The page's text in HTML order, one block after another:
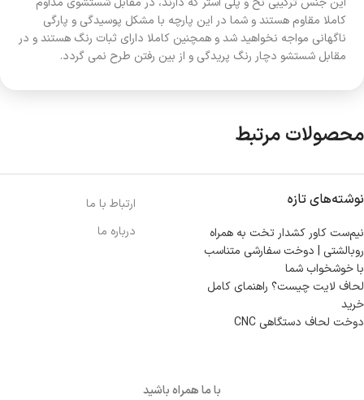
کاملا مقاوم هستند و شما در این پارچه با مشکل پوسیدگی و پارگی
ناگهانی مواجه نخواهید شد و همچنین کاملا دارای ثبات رنگ هستند و در
مقابل شستشو دچار رنگ پریدگی و از بین رفتن طرح نمی گردد.
محصولات مرتبط
نوشته‌های تازه
نیم‌ست کاور کشدار تخت به همراه
روبالشتی | دوخت سفارشی متناسب
با خوشخواب شما
لحاف لایت چیست؟ راهنمای کامل
خرید
دوخت لحاف دستگاهی CNC
ارتباط با ما
درباره ما
با ما همراه باشید